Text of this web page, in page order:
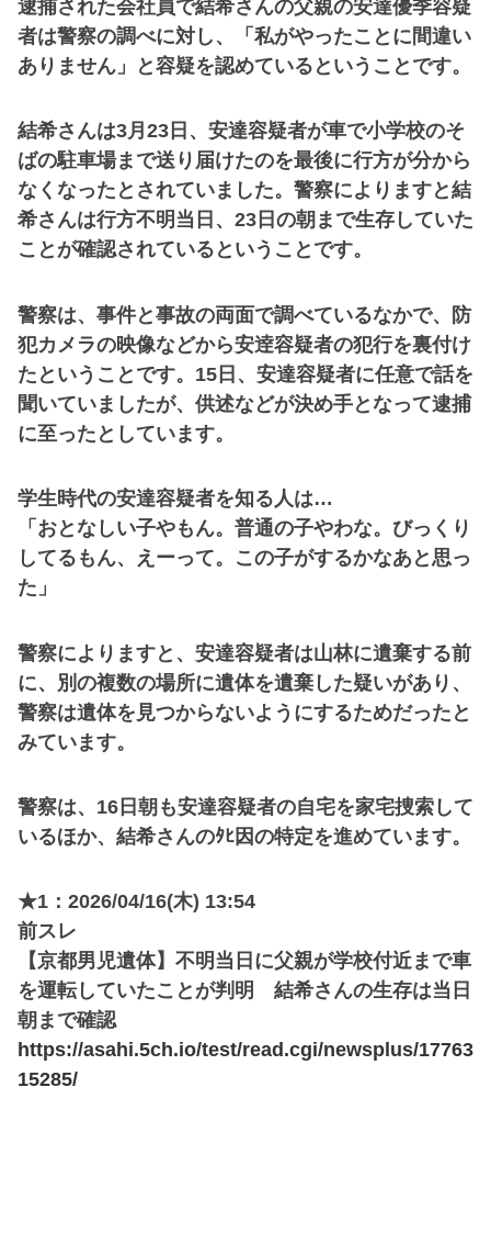
逮捕された会社員で結希さんの父親の安達優季容疑
者は警察の調べに対し、「私がやったことに間違い
ありません」と容疑を認めているということです。
結希さんは3月23日、安達容疑者が車で小学校のそ
ばの駐車場まで送り届けたのを最後に行方が分から
なくなったとされていました。警察によりますと結
希さんは行方不明当日、23日の朝まで生存していた
ことが確認されているということです。
警察は、事件と事故の両面で調べているなかで、防
犯カメラの映像などから安逹容疑者の犯行を裏付け
たということです。15日、安達容疑者に任意で話を
聞いていましたが、供述などが決め手となって逮捕
に至ったとしています。
学生時代の安達容疑者を知る人は…
「おとなしい子やもん。普通の子やわな。びっくり
してるもん、えーって。この子がするかなあと思っ
た」
警察によりますと、安達容疑者は山林に遺棄する前
に、別の複数の場所に遺体を遺棄した疑いがあり、
警察は遺体を見つからないようにするためだったと
みています。
警察は、16日朝も安達容疑者の自宅を家宅捜索して
いるほか、結希さんのﾀﾋ因の特定を進めています。
★1：2026/04/16(木) 13:54
前スレ
【京都男児遺体】不明当日に父親が学校付近まで車
を運転していたことが判明 結希さんの生存は当日
朝まで確認
https://asahi.5ch.io/test/read.cgi/newsplus/17763
15285/